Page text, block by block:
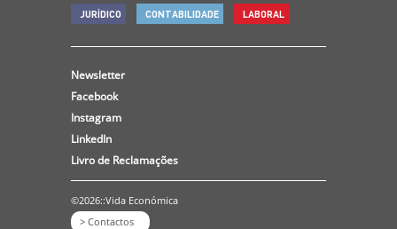
JURÍDICO CONTABILIDADE LABORAL
Newsletter
Facebook
Instagram
LinkedIn
Livro de Reclamações
©2026::Vida Económica
> Contactos